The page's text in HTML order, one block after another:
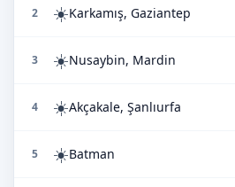
2 ☀️Karkamış, Gaziantep
3 ☀️Nusaybin, Mardin
4 ☀️Akçakale, Şanlıurfa
5 ☀️Batman